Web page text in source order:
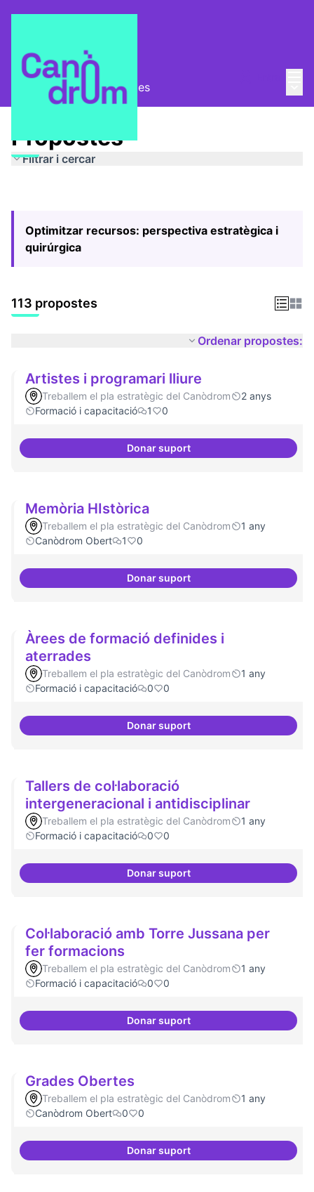
Pla Estratègic Propostes
Propostes
Filtrar i cercar
Optimitzar recursos: perspectiva estratègica i
quirúrgica
113 propostes
Ordenar propostes:
Artistes i programari lliure
Treballem el pla estratègic del Canòdrom
2 anys
Formació i capacitació
1 0
Donar suportArtistes i programari lliure
Memòria HIstòrica
Treballem el pla estratègic del Canòdrom
1 any
Canòdrom Obert
1 0
Donar suportMemòria HIstòrica
Àrees de formació definides i
aterrades
Treballem el pla estratègic del Canòdrom
1 any
Formació i capacitació
0 0
Donar suportÀrees de formació definides i
Tallers de col·laboració
intergeneracional i antidisciplinar
Treballem el pla estratègic del Canòdrom
1 any
Formació i capacitació
0 0
Donar suportTallers de col·laboració
Col·laboració amb Torre Jussana per
fer formacions
Treballem el pla estratègic del Canòdrom
1 any
Formació i capacitació
0 0
Donar suportCol·laboració amb Torre
Grades Obertes
Treballem el pla estratègic del Canòdrom
1 any
Canòdrom Obert
0 0
Donar suportGrades Obertes